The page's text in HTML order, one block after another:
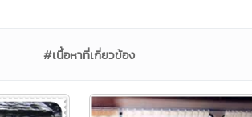
#เนื้อหาที่เกี่ยวข้อง